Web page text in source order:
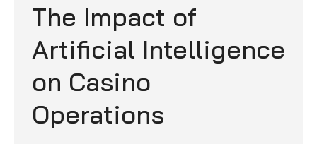
The Impact of
Artificial Intelligence
on Casino
Operations